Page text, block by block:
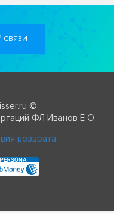
СВЯЗИ
©
ФЛ Иванов Е О
возврата